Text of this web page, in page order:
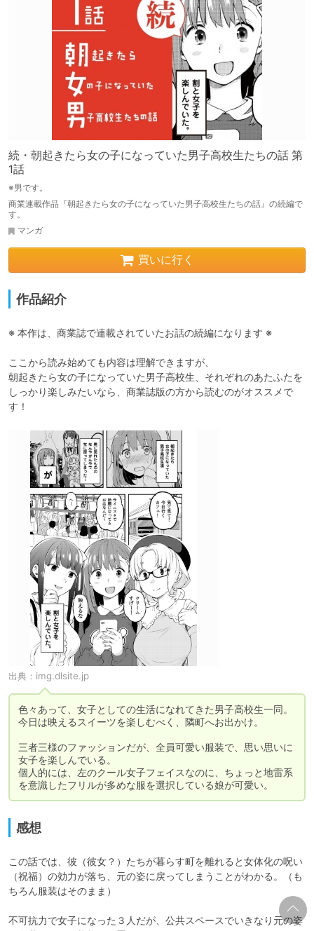
続・朝起きたら女の子になっていた男子高校生たちの話 第
1話
※男です。
商業連載作品『朝起きたら女の子になっていた男子高校生たちの話』の続編で
す。
マンガ
買いに行く
作品紹介
※ 本作は、商業誌で連載されていたお話の続編になります ※
ここから読み始めても内容は理解できますが、
朝起きたら女の子になっていた男子高校生、それぞれのあたふたを
しっかり楽しみたいなら、商業誌版の方から読むのがオススメで
す！
出典： img.dlsite.jp
色々あって、女子としての生活になれてきた男子高校生一同。
今日は映えるスイーツを楽しむべく、隣町へお出かけ。
三者三様のファッションだが、全員可愛い服装で、思い思いに
女子を楽しんでいる。
個人的には、左のクール女子フェイスなのに、ちょっと地雷系
を意識したフリルが多めな服を選択している娘が可愛い。
感想
この話では、彼（彼女？）たちが暮らす町を離れると女体化の呪い
（祝福）の効力が落ち、元の姿に戻ってしまうことがわかる。（も
ちろん服装はそのまま）
不可抗力で女子になった３人だが、公共スペースでいきなり元の姿